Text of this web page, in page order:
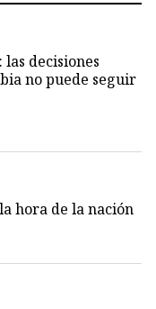
las decisiones
no puede seguir
hora de la nación